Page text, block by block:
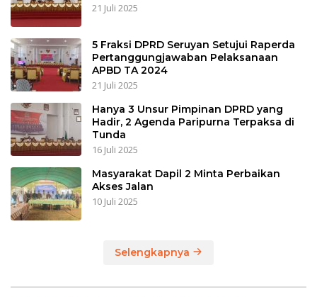
21 Juli 2025
5 Fraksi DPRD Seruyan Setujui Raperda
Pertanggungjawaban Pelaksanaan
APBD TA 2024
21 Juli 2025
Hanya 3 Unsur Pimpinan DPRD yang
Hadir, 2 Agenda Paripurna Terpaksa di
Tunda
16 Juli 2025
Masyarakat Dapil 2 Minta Perbaikan
Akses Jalan
10 Juli 2025
Selengkapnya